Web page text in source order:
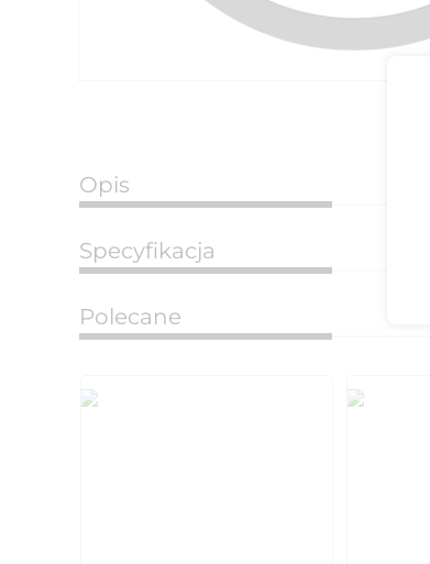
Opis
Specyfikacja
Polecane